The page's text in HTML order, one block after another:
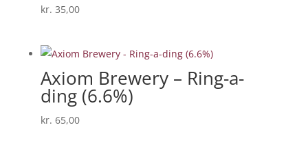
kr. 35,00
Axiom Brewery – Ring-a-
ding (6.6%)
kr. 65,00